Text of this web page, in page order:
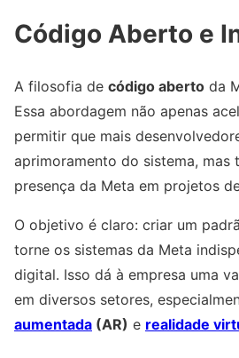
Código Aberto e
A filosofia de código aberto da
Essa abordagem não apenas
permitir que mais
aprimoramento do sistema, mas
presença da Meta em projetos
O objetivo é claro: criar um
torne os sistemas da Meta
digital. Isso dá à empresa uma
em diversos setores,
aumentada (AR) e realidade